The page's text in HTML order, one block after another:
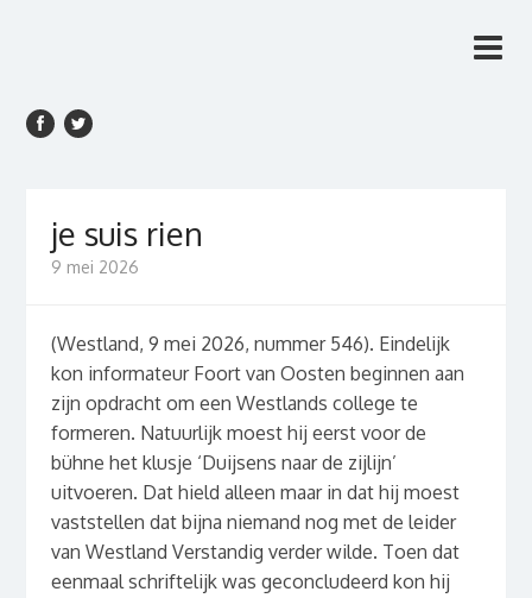
je suis rien
9 mei 2026
(Westland, 9 mei 2026, nummer 546). Eindelijk
kon informateur Foort van Oosten beginnen aan
zijn opdracht om een Westlands college te
formeren. Natuurlijk moest hij eerst voor de
bühne het klusje ‘Duijsens naar de zijlijn’
uitvoeren. Dat hield alleen maar in dat hij moest
vaststellen dat bijna niemand nog met de leider
van Westland Verstandig verder wilde. Toen dat
eenmaal schriftelijk was geconcludeerd kon hij